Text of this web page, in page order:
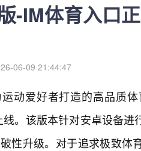
-IM体育入口
06-09 21:44:47
动爱好者打造的高品质
。该版本针对安卓设备
性升级。对于追求极致体